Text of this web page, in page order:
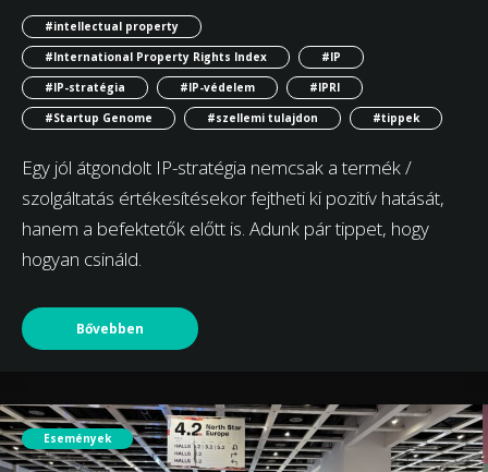
#intellectual property
#International Property Rights Index
#IP
#IP-stratégia
#IP-védelem
#IPRI
#Startup Genome
#szellemi tulajdon #tippek
Egy jól átgondolt IP-stratégia nemcsak a termék /
szolgáltatás értékesítésekor fejtheti ki pozitív hatását,
hanem a befektetők előtt is. Adunk pár tippet, hogy
hogyan csináld.
Bővebben
Események